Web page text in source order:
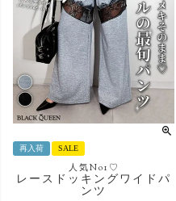
再入荷 SALE
人気No1♡
レースドッキングワイドパ
ンツ